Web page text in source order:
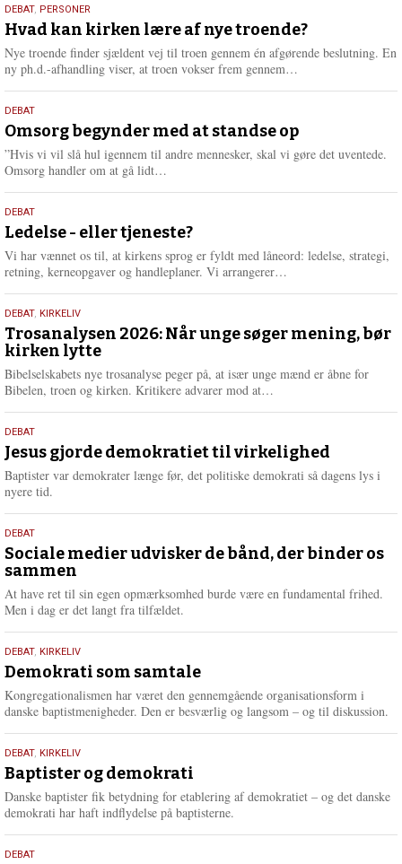
e
r
e
25.
juli
2026
DEBAT, PERSONER
Hvad kan kirken lære af nye troende?
Nye troende finder sjældent vej til troen gennem én afgørende beslutning. En
ny ph.d.-afhandling viser, at troen vokser frem gennem…
e
r
e
9.
juli
2026
DEBAT
Omsorg begynder med at standse op
”Hvis vi vil slå hul igennem til andre mennesker, skal vi gøre det uventede.
Omsorg handler om at gå lidt…
e
r
e
10.
juni
2026
DEBAT
Ledelse - eller tjeneste?
Vi har vænnet os til, at kirkens sprog er fyldt med låneord: ledelse, strategi,
retning, kerneopgaver og handleplaner. Vi arrangerer…
e
2.
juni
2026
DEBAT, KIRKELIV
Trosanalysen 2026: Når unge søger mening, bør
kirken lytte
Bibelselskabets nye trosanalyse peger på, at især unge mænd er åbne for
Bibelen, troen og kirken. Kritikere advarer mod at…
e
r
18.
maj
2026
DEBAT
Jesus gjorde demokratiet til virkelighed
Baptister var demokrater længe før, det politiske demokrati så dagens lys i
nyere tid.
18.
maj
2026
DEBAT
Sociale medier udvisker de bånd, der binder os
sammen
At have ret til sin egen opmærksomhed burde være en fundamental frihed.
Men i dag er det langt fra tilfældet.
18.
maj
2026
DEBAT, KIRKELIV
Demokrati som samtale
Kongregationalismen har været den gennemgående organisationsform i
danske baptistmenigheder. Den er besværlig og langsom – og til diskussion.
18.
maj
2026
DEBAT, KIRKELIV
Baptister og demokrati
Danske baptister fik betydning for etablering af demokratiet – og det danske
demokrati har haft indflydelse på baptisterne.
18.
DEBAT